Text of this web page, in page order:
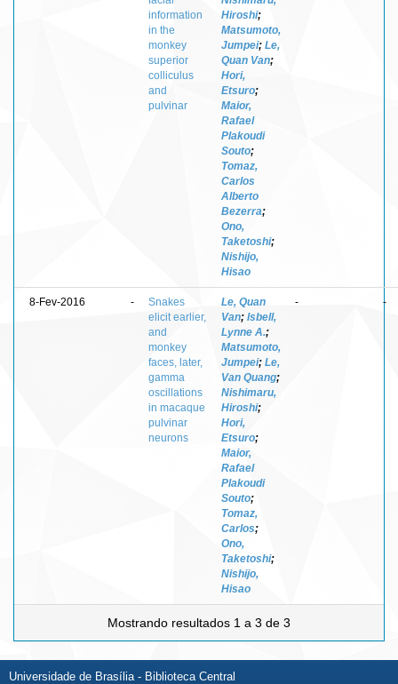
information
in the
monkey
superior
colliculus
and
pulvinar
Hiroshi;
Matsumoto,
Jumpei; Le,
Quan Van;
Hori,
Etsuro;
Maior,
Rafael
Plakoudi
Souto;
Tomaz,
Carlos
Alberto
Bezerra;
Ono,
Taketoshi;
Nishijo,
Hisao
8-Fev-2016 -
Snakes
elicit earlier,
and
monkey
faces, later,
gamma
oscillations
in macaque
pulvinar
neurons
Le, Quan
Van; Isbell,
Lynne A.;
Matsumoto,
Jumpei; Le,
Van Quang;
Nishimaru,
Hiroshi;
Hori,
Etsuro;
Maior,
Rafael
Plakoudi
Souto;
Tomaz,
Carlos;
Ono,
Taketoshi;
Nishijo,
Hisao
- -
Mostrando resultados 1 a 3 de 3
Universidade de Brasília - Biblioteca Central